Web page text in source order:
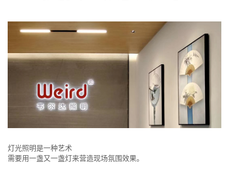
灯光照明是一种艺术
需要用一盏又一盏灯来营造现场氛围效果。